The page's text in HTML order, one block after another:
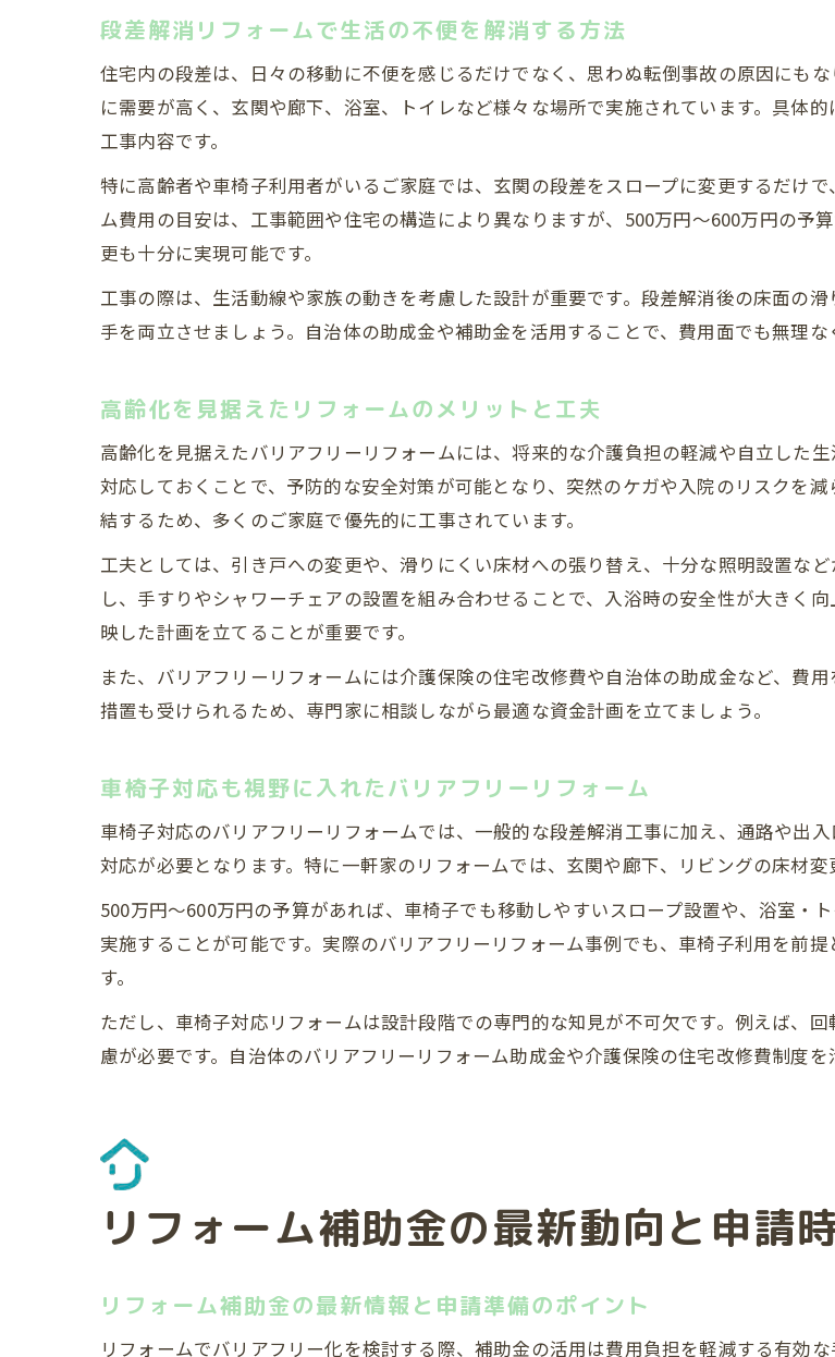
補助金と費用を活かした安心リフォームの
補助金を最大限活用したバリアフリー
リフォーム費用負担を減らすための申
助成金を利用したリフォームの進め方
費用効率を高める複数工事の組み合わ
段差解消リフォームで生活の不便を解消する方法
住宅内の段差は、日々の移動に不便を感じるだけでなく、思わぬ転倒事故の原因にも
に需要が高く、玄関や廊下、浴室、トイレなど様々な場所で実施されています。具体
工事内容です。
特に高齢者や車椅子利用者がいるご家庭では、玄関の段差をスロープに変更するだけ
ム費用の目安は、工事範囲や住宅の構造により異なりますが、500万円～600万円の予
更も十分に実現可能です。
工事の際は、生活動線や家族の動きを考慮した設計が重要です。段差解消後の床面の
手を両立させましょう。自治体の助成金や補助金を活用することで、費用面でも無理な
高齢化を見据えたリフォームのメリットと工夫
高齢化を見据えたバリアフリーリフォームには、将来的な介護負担の軽減や自立した
対応しておくことで、予防的な安全対策が可能となり、突然のケガや入院のリスクを
結するため、多くのご家庭で優先的に工事されています。
工夫としては、引き戸への変更や、滑りにくい床材への張り替え、十分な照明設置な
し、手すりやシャワーチェアの設置を組み合わせることで、入浴時の安全性が大きく
映した計画を立てることが重要です。
また、バリアフリーリフォームには介護保険の住宅改修費や自治体の助成金など、費
措置も受けられるため、専門家に相談しながら最適な資金計画を立てましょう。
車椅子対応も視野に入れたバリアフリーリフォーム
車椅子対応のバリアフリーリフォームでは、一般的な段差解消工事に加え、通路や出
対応が必要となります。特に一軒家のリフォームでは、玄関や廊下、リビングの床材変
500万円～600万円の予算があれば、車椅子でも移動しやすいスロープ設置や、浴室・
実施することが可能です。実際のバリアフリーリフォーム事例でも、車椅子利用を前
す。
ただし、車椅子対応リフォームは設計段階での専門的な知見が不可欠です。例えば、
慮が必要です。自治体のバリアフリーリフォーム助成金や介護保険の住宅改修費制度
リフォーム補助金の最新動向と申請
リフォーム補助金の最新情報と申請準備のポイント
リフォームでバリアフリー化を検討する際、補助金の活用は費用負担を軽減する有効
無料お見積りはこちら
無料お見積りはこちら